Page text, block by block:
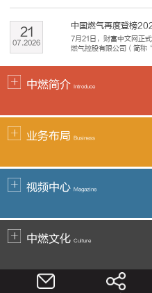
中国燃气再度登榜
7月21日，财富中文网正
燃气控股有限公司（简
07.2026
21
中燃简介 Introduce
业务布局 Business
视频中心 Magazine
中燃文化 Culture